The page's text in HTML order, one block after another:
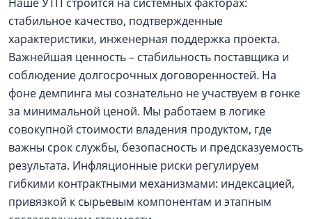
стабильное качество, подтвержденные
характеристики, инженерная поддержка проекта.
Важнейшая ценность – стабильность поставщика и
соблюдение долгосрочных договоренностей. На
фоне демпинга мы сознательно не участвуем в гонке
за минимальной ценой. Мы работаем в логике
совокупной стоимости владения продуктом, где
важны срок службы, безопасность и предсказуемость
результата. Инфляционные риски регулируем
гибкими контрактными механизмами: индексацией,
привязкой к сырьевым компонентам и этапным